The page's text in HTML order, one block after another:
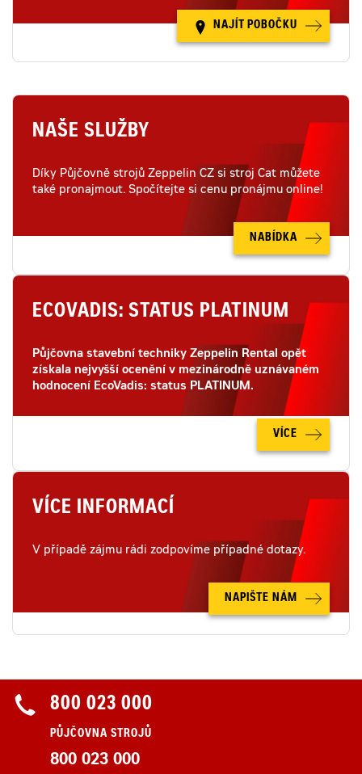
NAJÍT POBOČKU
NAŠE SLUŽBY
Díky Půjčovně strojů Zeppelin CZ si stroj Cat můžete
také pronajmout. Spočítejte si cenu pronájmu online!
NABÍDKA
ECOVADIS: STATUS PLATINUM
Půjčovna stavební techniky Zeppelin Rental opět
získala nejvyšší ocenění v mezinárodně uznávaném
hodnocení EcoVadis: status PLATINUM.
VÍCE
VÍCE INFORMACÍ
V případě zájmu rádi zodpovíme případné dotazy.
NAPIŠTE NÁM
800 023 000
PŮJČOVNA STROJŮ
800 023 000